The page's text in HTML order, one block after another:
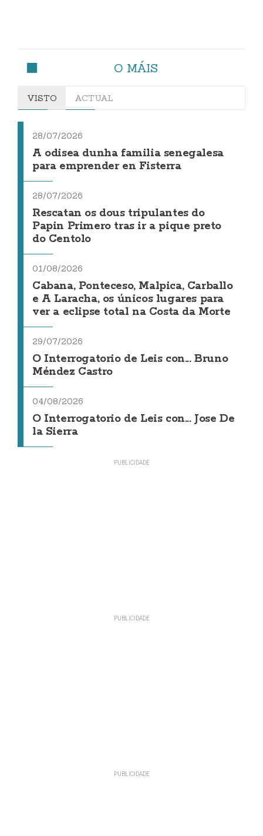
O MÁIS
VISTO ACTUAL
28/07/2026
A odisea dunha familia senegalesa
para emprender en Fisterra
28/07/2026
Rescatan os dous tripulantes do
Papin Primero tras ir a pique preto
do Centolo
01/08/2026
Cabana, Ponteceso, Malpica, Carballo
e A Laracha, os únicos lugares para
ver a eclipse total na Costa da Morte
29/07/2026
O Interrogatorio de Leis con... Bruno
Méndez Castro
04/08/2026
O Interrogatorio de Leis con... Jose De
la Sierra